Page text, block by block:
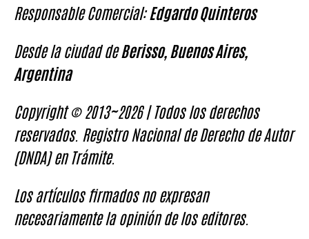
Responsable Comercial:Edgardo Quinteros
Desde la ciudad deBerisso, Buenos Aires,
Argentina
Copyright © 2013~2026 | Todos los derechos
reservados. Registro Nacional de Derecho de Autor
(DNDA) en Trámite.
Los artículos firmados no expresan
necesariamente la opinión de los editores.